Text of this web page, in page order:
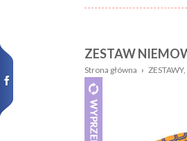
Nazwa:
dziecka:
Rozmiar:
ZESTAW
Strona główna ›